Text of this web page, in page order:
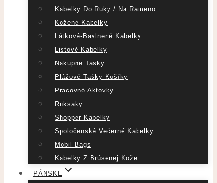
Kabelky Do Ruky / Na Rameno
Kožené Kabelky
Látkové-Bavlnené Kabelky
Listové Kabelky
Nákupné Tašky
Plážové Tašky Košíky
Pracovné Aktovky
Ruksaky
Shopper Kabelky
Spoločenské Večerné Kabelky
Mobil Bags
Kabelky Z Brúsenej Kože
PÁNSKE